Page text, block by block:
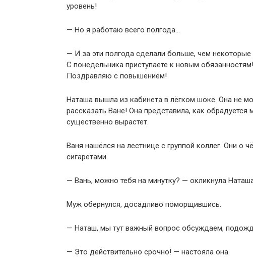
уровень!
— Но я работаю всего полгода…
— И за эти полгода сделали больше, чем
С понедельника приступаете к новым
Поздравляю с повышением!
Наташа вышла из кабинета в лёгком шоке. Она не
рассказать Ване! Она представила, как
существенно вырастет.
Ваня нашёлся на лестнице с группой коллег. Они о
сигаретами.
— Вань, можно тебя на минутку? — окликнула
Муж обернулся, досадливо поморщившись.
— Наташ, мы тут важный вопрос обсуждаем,
— Это действительно срочно! — настояла она.